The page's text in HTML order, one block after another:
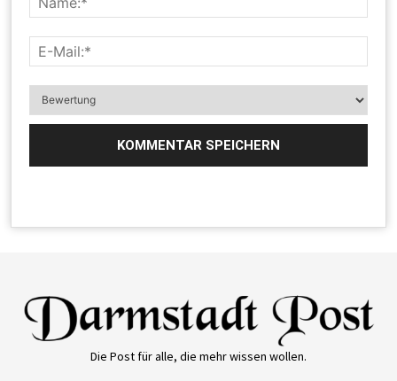
Die Post für alle, die mehr wissen wollen.